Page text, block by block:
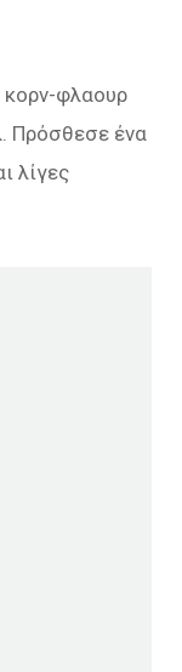
κορν-φλαουρ
Πρόσθεσε ένα
λίγες